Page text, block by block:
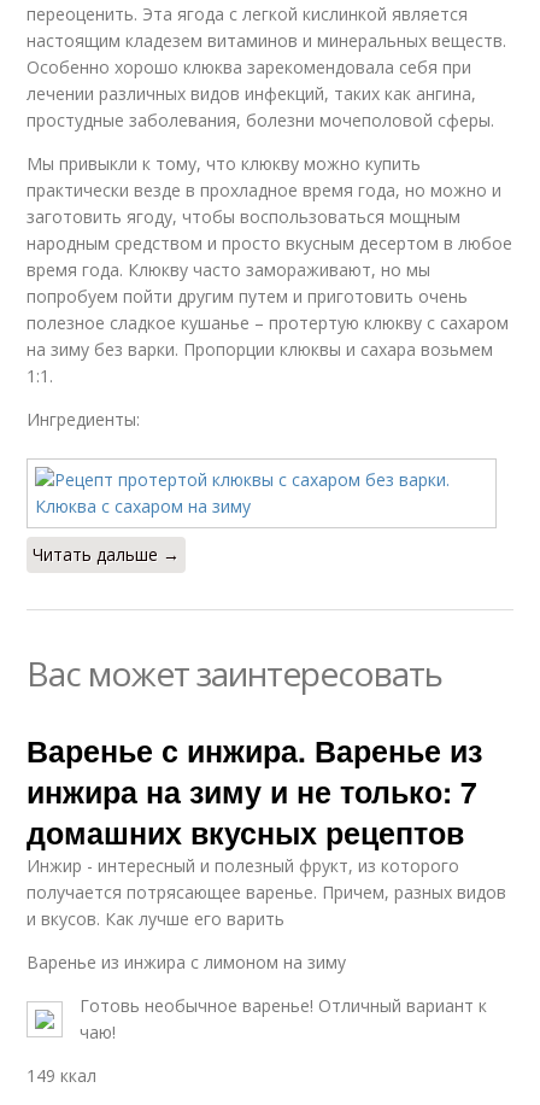
переоценить. Эта ягода с легкой кислинкой является
настоящим кладезем витаминов и минеральных веществ.
Особенно хорошо клюква зарекомендовала себя при
лечении различных видов инфекций, таких как ангина,
простудные заболевания, болезни мочеполовой сферы.
Мы привыкли к тому, что клюкву можно купить
практически везде в прохладное время года, но можно и
заготовить ягоду, чтобы воспользоваться мощным
народным средством и просто вкусным десертом в любое
время года. Клюкву часто замораживают, но мы
попробуем пойти другим путем и приготовить очень
полезное сладкое кушанье – протертую клюкву с сахаром
на зиму без варки. Пропорции клюквы и сахара возьмем
1:1.
Ингредиенты:
Читать дальше →
Вас может заинтересовать
Варенье с инжира. Варенье из
инжира на зиму и не только: 7
домашних вкусных рецептов
Инжир - интересный и полезный фрукт, из которого
получается потрясающее варенье. Причем, разных видов
и вкусов. Как лучше его варить
Варенье из инжира с лимоном на зиму
Готовь необычное варенье! Отличный вариант к
чаю!
149 ккал